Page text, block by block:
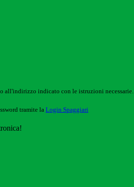
all'indirizzo indicato con le istruzioni necessarie.
tramite la Login Spaggiari